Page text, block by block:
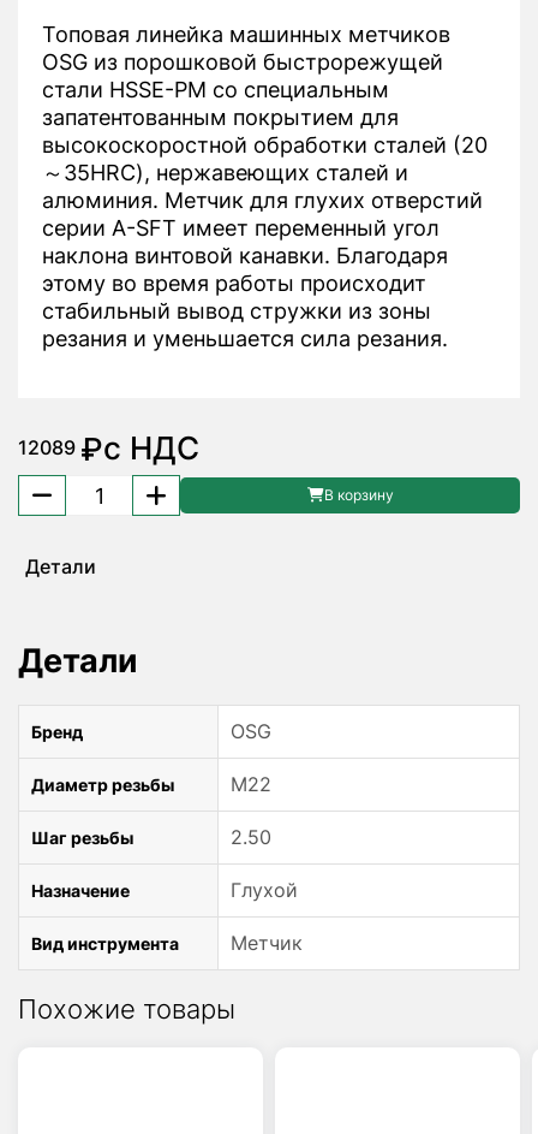
Топовая линейка машинных метчиков
OSG из порошковой быстрорежущей
стали HSSE-PM со специальным
запатентованным покрытием для
высокоскоростной обработки сталей (20
～35HRC), нержавеющих сталей и
алюминия. Метчик для глухих отверстий
серии A-SFT имеет переменный угол
наклона винтовой канавки. Благодаря
этому во время работы происходит
стабильный вывод стружки из зоны
резания и уменьшается сила резания.
12089 ₽с НДС
Количество
товара
M22x2.5
48139238
OSG
В корзину
Детали
Детали
Бренд OSG
Диаметр резьбы M22
Шаг резьбы 2.50
Назначение Глухой
Вид инструмента Метчик
Похожие товары